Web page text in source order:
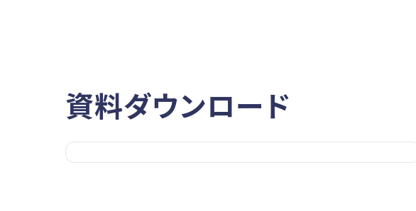
資料ダウンロード